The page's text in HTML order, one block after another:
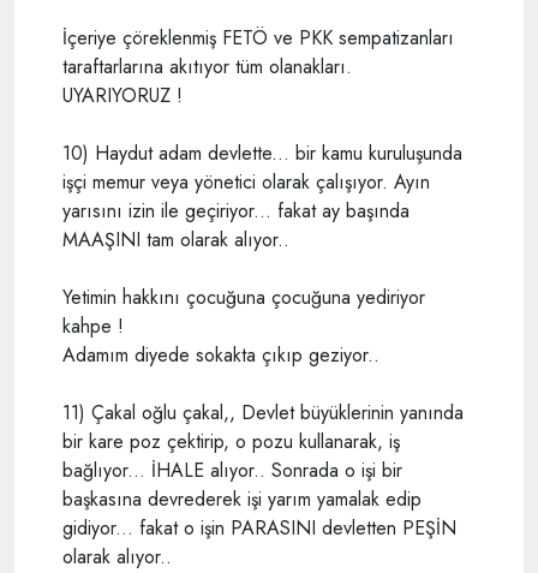
İçeriye çöreklenmiş FETÖ ve PKK sempatizanları
taraftarlarına akıtıyor tüm olanakları.
UYARIYORUZ !
10) Haydut adam devlette... bir kamu kuruluşunda
işçi memur veya yönetici olarak çalışıyor. Ayın
yarısını izin ile geçiriyor... fakat ay başında
MAAŞINI tam olarak alıyor..
Yetimin hakkını çocuğuna çocuğuna yediriyor
kahpe !
Adamım diyede sokakta çıkıp geziyor..
11) Çakal oğlu çakal,, Devlet büyüklerinin yanında
bir kare poz çektirip, o pozu kullanarak, iş
bağlıyor... İHALE alıyor.. Sonrada o işi bir
başkasına devrederek işi yarım yamalak edip
gidiyor... fakat o işin PARASINI devletten PEŞİN
olarak alıyor..